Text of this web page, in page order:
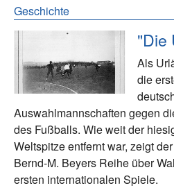
Geschichte
"Die
Als
die
Auswahlmannschaften gegen
des Fußballs. Wie weit der
Weltspitze entfernt war, zeigt
Bernd-M. Beyers Reihe über
ersten internationalen Spiele.